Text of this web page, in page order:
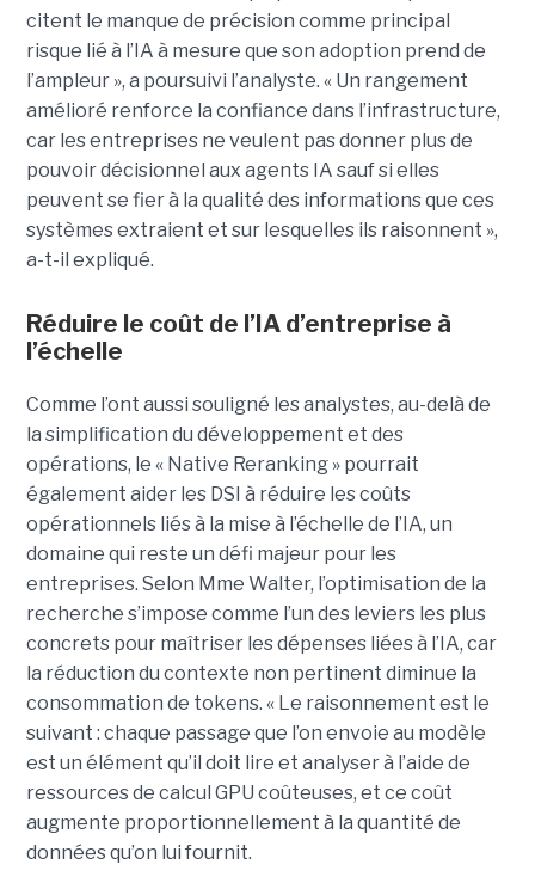
citent le manque de précision comme principal
risque lié à l’IA à mesure que son adoption prend de
l’ampleur », a poursuivi l’analyste. « Un rangement
amélioré renforce la confiance dans l’infrastructure,
car les entreprises ne veulent pas donner plus de
pouvoir décisionnel aux agents IA sauf si elles
peuvent se fier à la qualité des informations que ces
systèmes extraient et sur lesquelles ils raisonnent »,
a-t-il expliqué.
Réduire le coût de l’IA d’entreprise à
l’échelle
Comme l’ont aussi souligné les analystes, au-delà de
la simplification du développement et des
opérations, le « Native Reranking » pourrait
également aider les DSI à réduire les coûts
opérationnels liés à la mise à l’échelle de l’IA, un
domaine qui reste un défi majeur pour les
entreprises. Selon Mme Walter, l’optimisation de la
recherche s’impose comme l’un des leviers les plus
concrets pour maîtriser les dépenses liées à l’IA, car
la réduction du contexte non pertinent diminue la
consommation de tokens. « Le raisonnement est le
suivant : chaque passage que l’on envoie au modèle
est un élément qu’il doit lire et analyser à l’aide de
ressources de calcul GPU coûteuses, et ce coût
augmente proportionnellement à la quantité de
données qu’on lui fournit.